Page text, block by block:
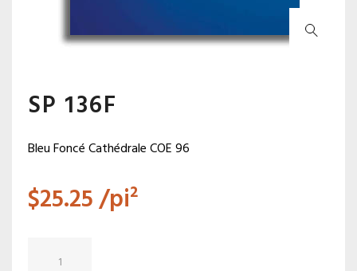
SP 136F
Bleu Foncé Cathédrale COE 96
$25.25/pi²